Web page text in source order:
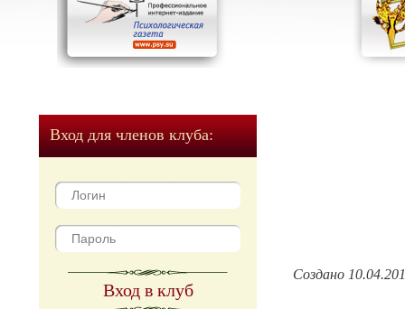
Вход для членов клуба:
Вход в клуб
Создано